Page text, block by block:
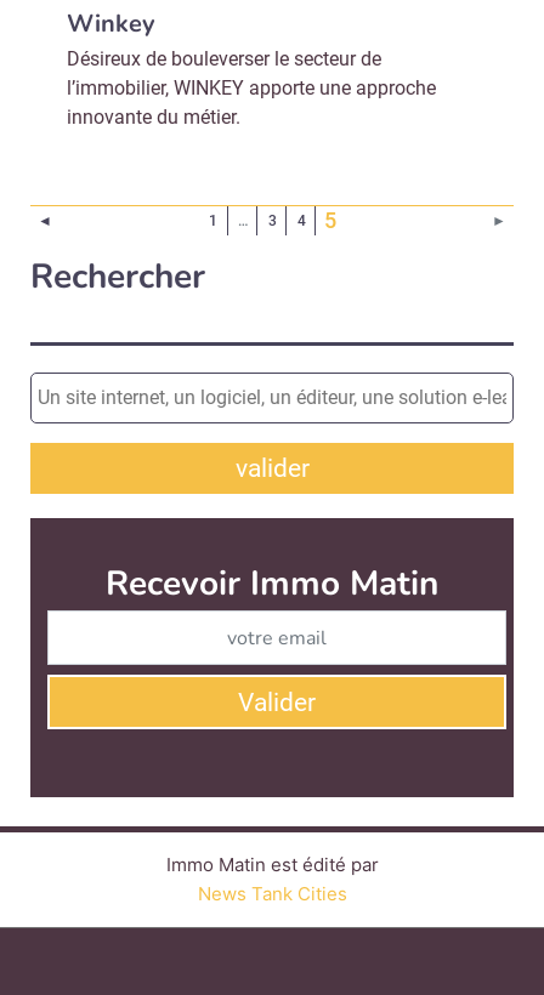
Winkey
Désireux de bouleverser le secteur de
l’immobilier, WINKEY apporte une approche
innovante du métier.
◄ 1 … 3 4 5(Page courante) ►
Rechercher
valider
Recevoir Immo Matin
Valider
Immo Matin est édité par
News Tank Cities